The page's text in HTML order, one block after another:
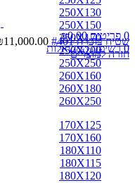
0 פריטים ₪0.00
0 רשימת המשאלות
250X130
250X150
250X170
250X200
250X250
260X160
260X180
260X250
170X125
170X160
180X110
180X115
180X120
שטיח בוכרה #401
11,000.00
חזרה למוצרים